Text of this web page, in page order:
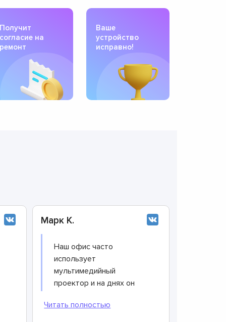
Получит
согласие на
ремонт
Ваше
устройство
исправно!
Марк К.
Наш офис часто
использует
мультимедийный
проектор и на днях он
порекомендовала